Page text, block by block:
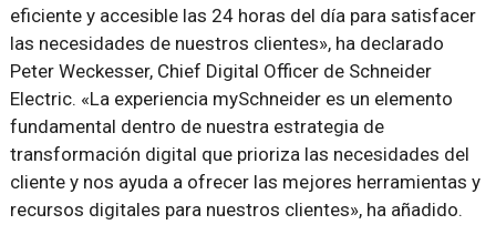
eficiente y accesible las 24 horas del día para satisfacer
las necesidades de nuestros clientes», ha declarado
Peter Weckesser, Chief Digital Officer de Schneider
Electric. «La experiencia mySchneider es un elemento
fundamental dentro de nuestra estrategia de
transformación digital que prioriza las necesidades del
cliente y nos ayuda a ofrecer las mejores herramientas y
recursos digitales para nuestros clientes», ha añadido.